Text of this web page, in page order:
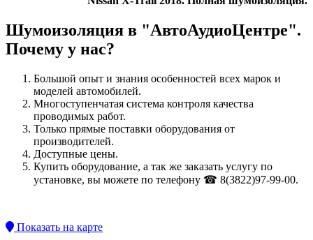
Шумоизоляция в "АвтоАудиоЦентре".
Почему у нас?
Большой опыт и знания особенностей всех марок и
моделей автомобилей.
Многоступенчатая система контроля качества
проводимых работ.
Только прямые поставки оборудования от
производителей.
Доступные цены.
Купить оборудование, а так же заказать услугу по
установке, вы можете по телефону ☎ 8(3822)97-99-00.
Показать на карте